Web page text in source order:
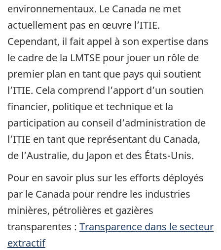
environnementaux. Le Canada ne met
actuellement pas en œuvre l’ITIE.
Cependant, il fait appel à son expertise dans
le cadre de la LMTSE pour jouer un rôle de
premier plan en tant que pays qui soutient
l’ITIE. Cela comprend l’apport d’un soutien
financier, politique et technique et la
participation au conseil d’administration de
l’ITIE en tant que représentant du Canada,
de l’Australie, du Japon et des États-Unis.
Pour en savoir plus sur les efforts déployés
par le Canada pour rendre les industries
minières, pétrolières et gazières
transparentes : Transparence dans le secteur
extractif